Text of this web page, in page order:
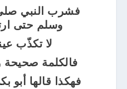
فشرب النبي
وسلم حتى
لا تكذّب
فالكلمة صحيحة
فهكذا قالها أبو